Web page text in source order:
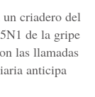
criadero del
de la gripe
las llamadas
anticipa